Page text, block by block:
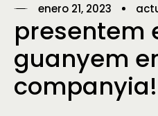
enero 21, 2023
presentem
guanyem
companyia!